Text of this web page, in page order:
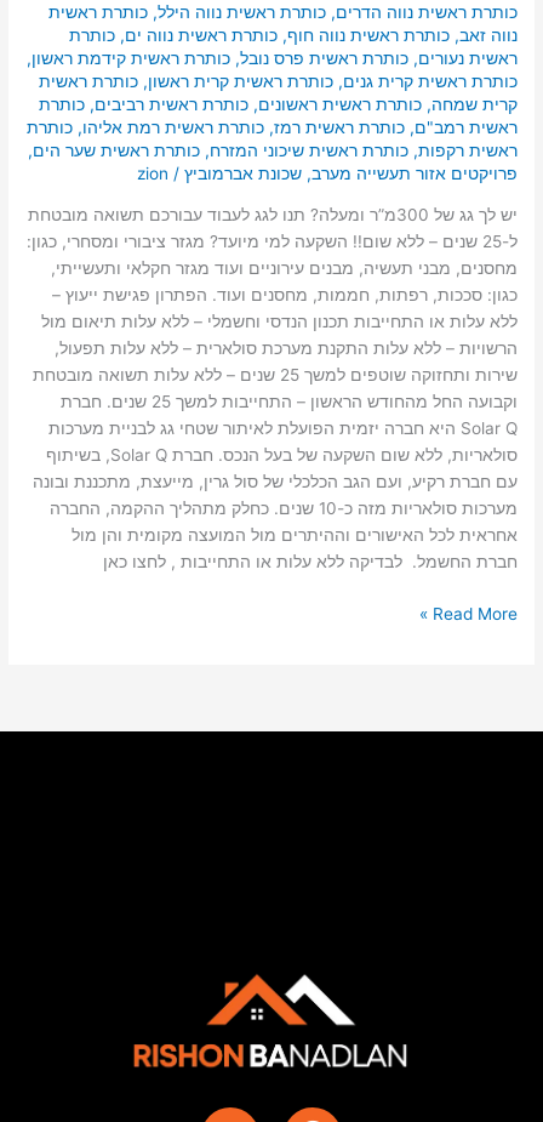
כותרת ראשית נווה הדרים,כותרת ראשית נווה הילל,כותרת ראשית
נווה זאב,כותרת ראשית נווה חוף,כותרת ראשית נווה ים,כותרת
ראשית נעורים,כותרת ראשית פרס נובל,כותרת ראשית קידמת ראשון,
כותרת ראשית קרית גנים,כותרת ראשית קרית ראשון,כותרת ראשית
קרית שמחה,כותרת ראשית ראשונים,כותרת ראשית רביבים,כותרת
ראשית רמב"ם,כותרת ראשית רמז,כותרת ראשית רמת אליהו,כותרת
ראשית רקפות,כותרת ראשית שיכוני המזרח,כותרת ראשית שער הים,
פרויקטים אזור תעשייה מערב,שכונת אברמוביץ /
zion
יש לך גג של 300מ”ר ומעלה? תנו לגג לעבוד עבורכם תשואה מובטחת
ל-25 שנים – ללא שום!! השקעה למי מיועד? מגזר ציבורי ומסחרי, כגון:
מחסנים, מבני תעשיה, מבנים עירוניים ועוד מגזר חקלאי ותעשייתי,
כגון: סככות, רפתות, חממות, מחסנים ועוד. הפתרון פגישת ייעוץ –
ללא עלות או התחייבות תכנון הנדסי וחשמלי – ללא עלות תיאום מול
הרשויות – ללא עלות התקנת מערכת סולארית – ללא עלות תפעול,
שירות ותחזוקה שוטפים למשך 25 שנים – ללא עלות תשואה מובטחת
וקבועה החל מהחודש הראשון – התחייבות למשך 25 שנים. חברת
Solar Q היא חברה יזמית הפועלת לאיתור שטחי גג לבניית מערכות
סולאריות, ללא שום השקעה של בעל הנכס. חברת Solar Q, בשיתוף
עם חברת רקיע, ועם הגב הכלכלי של סול גרין, מייעצת, מתכננת ובונה
מערכות סולאריות מזה כ-10 שנים. כחלק מתהליך ההקמה, החברה
אחראית לכל האישורים וההיתרים מול המועצה מקומית והן מול
חברת החשמל. לבדיקה ללא עלות או התחייבות , לחצו כאן
Read More »